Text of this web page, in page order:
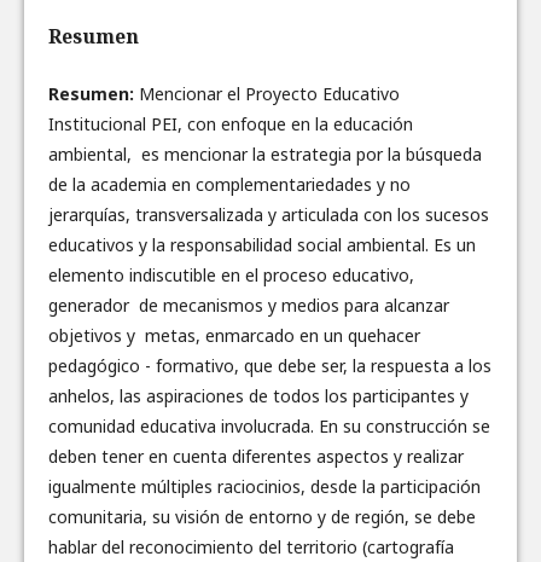
Resumen
Resumen: Mencionar el Proyecto Educativo
Institucional PEI, con enfoque en la educación
ambiental, es mencionar la estrategia por la búsqueda
de la academia en complementariedades y no
jerarquías, transversalizada y articulada con los sucesos
educativos y la responsabilidad social ambiental. Es un
elemento indiscutible en el proceso educativo,
generador de mecanismos y medios para alcanzar
objetivos y metas, enmarcado en un quehacer
pedagógico - formativo, que debe ser, la respuesta a los
anhelos, las aspiraciones de todos los participantes y
comunidad educativa involucrada. En su construcción se
deben tener en cuenta diferentes aspectos y realizar
igualmente múltiples raciocinios, desde la participación
comunitaria, su visión de entorno y de región, se debe
hablar del reconocimiento del territorio (cartografía